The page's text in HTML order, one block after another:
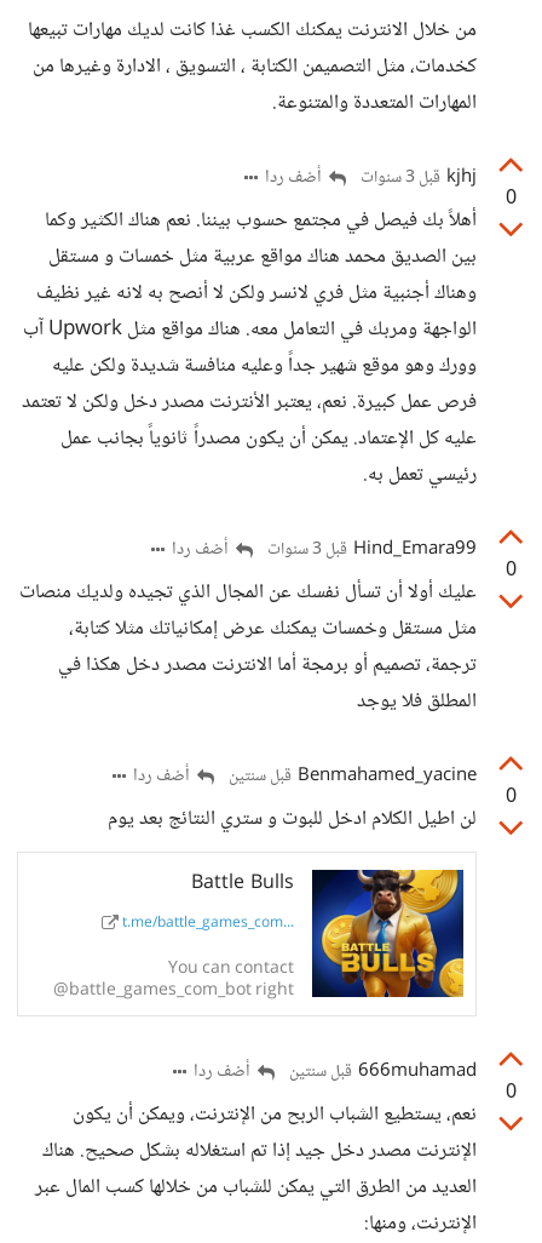
من خلال الانترنت يمكنك الكسب غذا كانت لديك مهارات تبيعها
كخدمات، مثل التصميمن الكتابة ، التسويق ، الادارة وغيرها من
المهارات المتعددة والمتنوعة.
0
kjhj قبل 3 سنوات أضف ردا
أهلاً بك فيصل في مجتمع حسوب بيننا. نعم هناك الكثير وكما
بين الصديق محمد هناك مواقع عربية مثل خمسات و مستقل
وهناك أجنبية مثل فري لانسر ولكن لا أنصح به لانه غير نظيف
الواجهة ومربك في التعامل معه. هناك مواقع مثل Upwork آب
وورك وهو موقع شهير جداً وعليه منافسة شديدة ولكن عليه
فرص عمل كبيرة. نعم، يعتبر الأنترنت مصدر دخل ولكن لا تعتمد
عليه كل الإعتماد. يمكن أن يكون مصدراً ثانوياً بجانب عمل
رئيسي تعمل به.
0
Hind_Emara99 قبل 3 سنوات أضف ردا
عليك أولا أن تسأل نفسك عن المجال الذي تجيده ولديك منصات
مثل مستقل وخمسات يمكنك عرض إمكانياتك مثلا كتابة،
ترجمة، تصميم أو برمجة أما الانترنت مصدر دخل هكذا في
المطلق فلا يوجد
0
Benmahamed_yacine قبل سنتين أضف ردا
لن اطيل الكلام ادخل للبوت و ستري النتائج بعد يوم
Battle Bulls
t.me/battle_games_com...
You can contact
@battle_games_com_bot right
away.
0
666muhamad قبل سنتين أضف ردا
نعم، يستطيع الشباب الربح من الإنترنت، ويمكن أن يكون
الإنترنت مصدر دخل جيد إذا تم استغلاله بشكل صحيح. هناك
العديد من الطرق التي يمكن للشباب من خلالها كسب المال عبر
الإنترنت، ومنها: